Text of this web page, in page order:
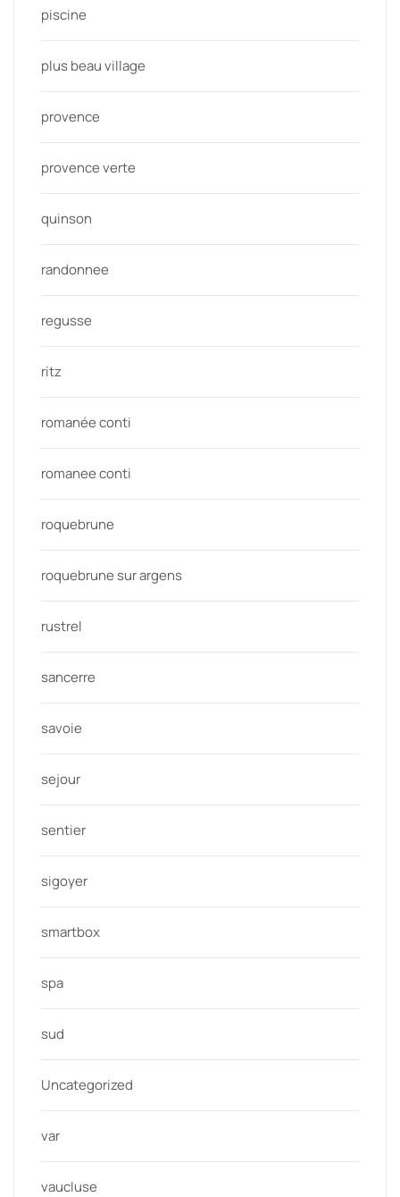
piscine
plus beau village
provence
provence verte
quinson
randonnee
regusse
ritz
romanée conti
romanee conti
roquebrune
roquebrune sur argens
rustrel
sancerre
savoie
sejour
sentier
sigoyer
smartbox
spa
sud
Uncategorized
var
vaucluse